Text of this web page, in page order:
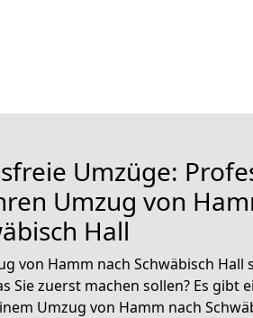
Umzüge:
Umzug von
Hall
von Hamm nach Schwäbisch Hall
Sie zuerst machen sollen? Es gibt
Umzug von Hamm nach